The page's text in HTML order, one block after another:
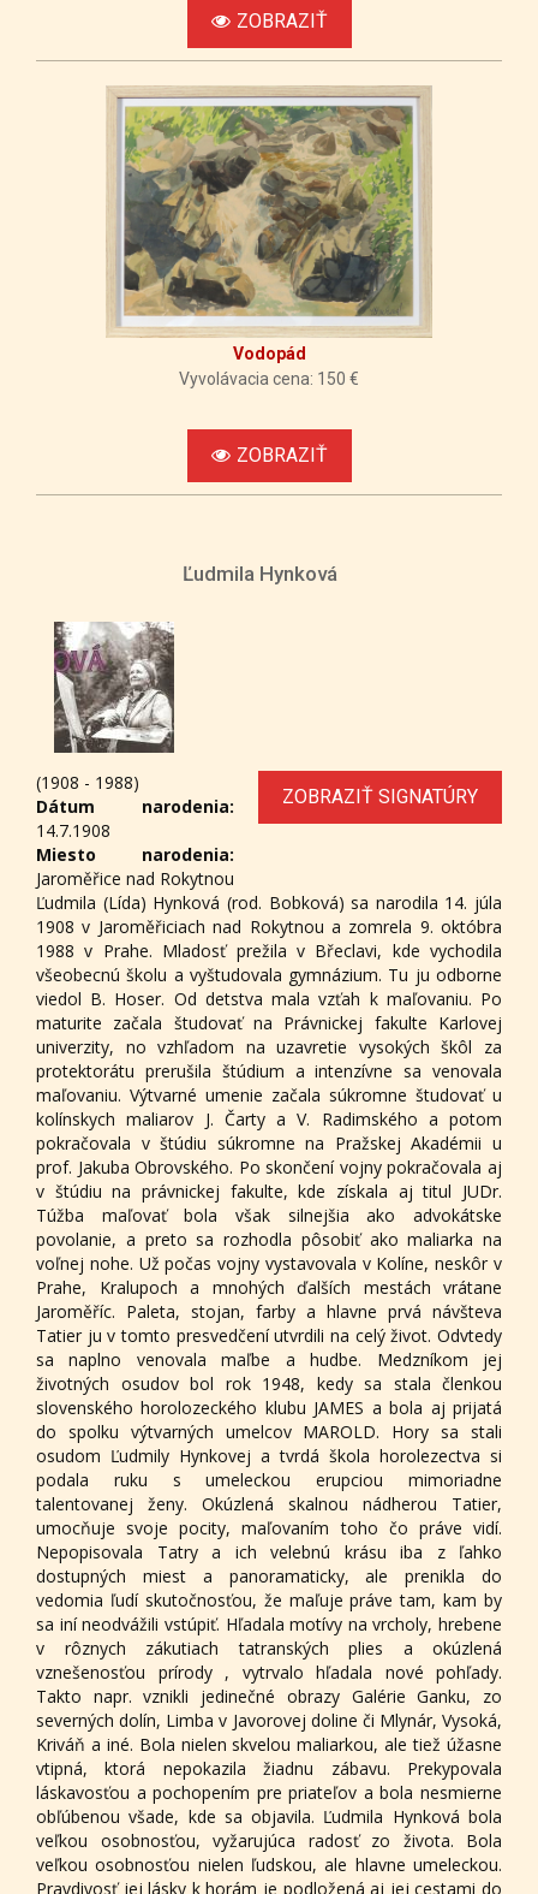
ZOBRAZIŤ
Vodopád
Vyvolávacia cena: 150 €
ZOBRAZIŤ
Ľudmila Hynková
ZOBRAZIŤ SIGNATÚRY
(1908 - 1988)
Dátum narodenia:
14.7.1908
Miesto narodenia:
Jaroměřice nad Rokytnou
Ľudmila (Lída) Hynková (rod. Bobková) sa narodila 14. júla
1908 v Jaroměřiciach nad Rokytnou a zomrela 9. októbra
1988 v Prahe. Mladosť prežila v Břeclavi, kde vychodila
všeobecnú školu a vyštudovala gymnázium. Tu ju odborne
viedol B. Hoser. Od detstva mala vzťah k maľovaniu. Po
maturite začala študovať na Právnickej fakulte Karlovej
univerzity, no vzhľadom na uzavretie vysokých škôl za
protektorátu prerušila štúdium a intenzívne sa venovala
maľovaniu. Výtvarné umenie začala súkromne študovať u
kolínskych maliarov J. Čarty a V. Radimského a potom
pokračovala v štúdiu súkromne na Pražskej Akadémii u
prof. Jakuba Obrovského. Po skončení vojny pokračovala aj
v štúdiu na právnickej fakulte, kde získala aj titul JUDr.
Túžba maľovať bola však silnejšia ako advokátske
povolanie, a preto sa rozhodla pôsobiť ako maliarka na
voľnej nohe. Už počas vojny vystavovala v Kolíne, neskôr v
Prahe, Kralupoch a mnohých ďalších mestách vrátane
Jaroměříc. Paleta, stojan, farby a hlavne prvá návšteva
Tatier ju v tomto presvedčení utvrdili na celý život. Odvtedy
sa naplno venovala maľbe a hudbe. Medzníkom jej
životných osudov bol rok 1948, kedy sa stala členkou
slovenského horolozeckého klubu JAMES a bola aj prijatá
do spolku výtvarných umelcov MAROLD. Hory sa stali
osudom Ľudmily Hynkovej a tvrdá škola horolezectva si
podala ruku s umeleckou erupciou mimoriadne
talentovanej ženy. Okúzlená skalnou nádherou Tatier,
umocňuje svoje pocity, maľovaním toho čo práve vidí.
Nepopisovala Tatry a ich velebnú krásu iba z ľahko
dostupných miest a panoramaticky, ale prenikla do
vedomia ľudí skutočnosťou, že maľuje práve tam, kam by
sa iní neodvážili vstúpiť. Hľadala motívy na vrcholy, hrebene
v rôznych zákutiach tatranských plies a okúzlená
vznešenosťou prírody , vytrvalo hľadala nové pohľady.
Takto napr. vznikli jedinečné obrazy Galérie Ganku, zo
severných dolín, Limba v Javorovej doline či Mlynár, Vysoká,
Kriváň a iné. Bola nielen skvelou maliarkou, ale tiež úžasne
vtipná, ktorá nepokazila žiadnu zábavu. Prekypovala
láskavosťou a pochopením pre priateľov a bola nesmierne
obľúbenou všade, kde sa objavila. Ľudmila Hynková bola
veľkou osobnosťou, vyžarujúca radosť zo života. Bola
veľkou osobnosťou nielen ľudskou, ale hlavne umeleckou.
Pravdivosť jej lásky k horám je podložená aj jej cestami do